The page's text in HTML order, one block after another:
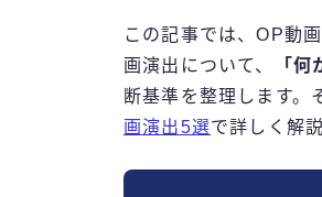
この記事では、OP動
画演出について、
「
断基準を整理します。
画演出5選で詳しく解